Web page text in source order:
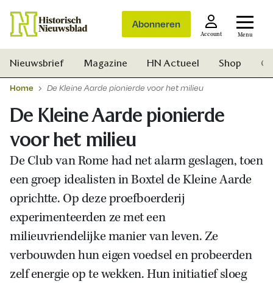
Abonneren
Account Menu
Zoek
Nieuwsbrief Magazine HN Actueel Shop
Home De Kleine Aarde pionierde voor het milieu
De Kleine Aarde pionierde
voor het milieu
De Club van Rome had net alarm geslagen, toen
een groep idealisten in Boxtel de Kleine Aarde
oprichtte. Op deze proefboerderij
experimenteerden ze met een
milieuvriendelijke manier van leven. Ze
verbouwden hun eigen voedsel en probeerden
zelf energie op te wekken. Hun initiatief sloeg